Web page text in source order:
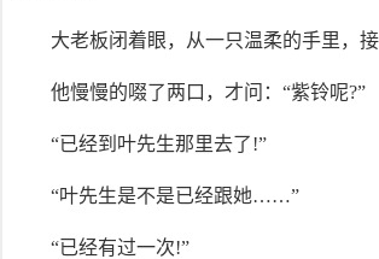
大老板闭着眼，从一只温柔的手里，接
他慢慢的啜了两口，才问：“紫铃呢?”
“已经到叶先生那里去了!”
“叶先生是不是已经跟她……”
“已经有过一次!”